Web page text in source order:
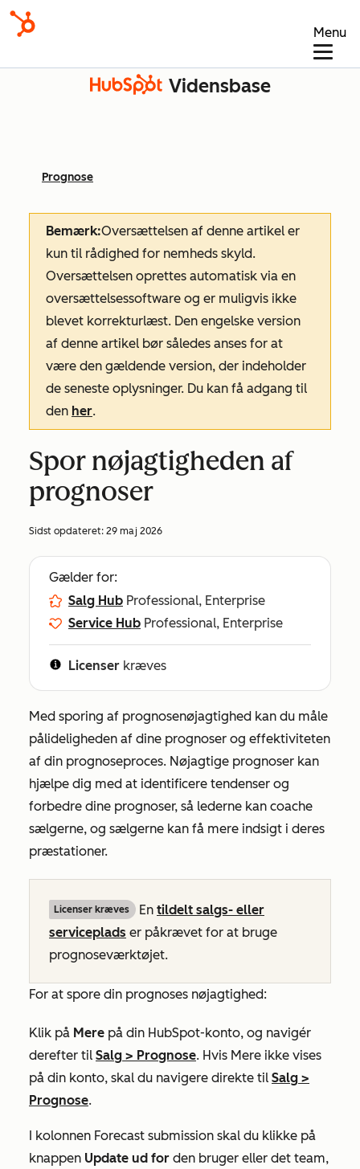
Menu
Vidensbase
Prognose
Bemærk:Oversættelsen af denne artikel er
kun til rådighed for nemheds skyld.
Oversættelsen oprettes automatisk via en
oversættelsessoftware og er muligvis ikke
blevet korrekturlæst. Den engelske version
af denne artikel bør således anses for at
være den gældende version, der indeholder
de seneste oplysninger. Du kan få adgang til
den her.
Spor nøjagtigheden af
prognoser
Sidst opdateret: 29 maj 2026
Gælder for:
Salg Hub Professional, Enterprise
Service Hub Professional, Enterprise
Licenser kræves
Med sporing af prognosenøjagtighed kan du måle
pålideligheden af dine prognoser og effektiviteten
af din prognoseproces. Nøjagtige prognoser kan
hjælpe dig med at identificere tendenser og
forbedre dine prognoser, så lederne kan coache
sælgerne, og sælgerne kan få mere indsigt i deres
præstationer.
Licenser kræves En tildelt salgs- eller
serviceplads er påkrævet for at bruge
prognoseværktøjet.
For at spore din prognoses nøjagtighed:
Klik på Mere på din HubSpot-konto, og navigér
derefter til Salg > Prognose. Hvis Mere ikke vises
på din konto, skal du navigere direkte til Salg >
Prognose.
I kolonnen Forecast submission skal du klikke på
knappen Update ud for den bruger eller det team,